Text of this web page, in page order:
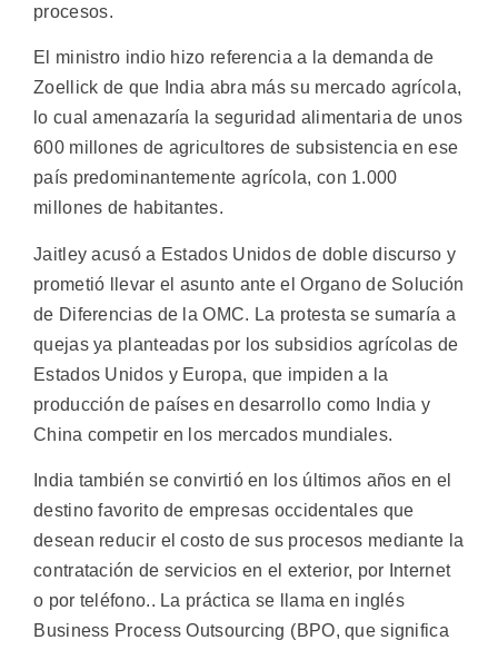
procesos.
El ministro indio hizo referencia a la demanda de
Zoellick de que India abra más su mercado agrícola,
lo cual amenazaría la seguridad alimentaria de unos
600 millones de agricultores de subsistencia en ese
país predominantemente agrícola, con 1.000
millones de habitantes.
Jaitley acusó a Estados Unidos de doble discurso y
prometió llevar el asunto ante el Organo de Solución
de Diferencias de la OMC. La protesta se sumaría a
quejas ya planteadas por los subsidios agrícolas de
Estados Unidos y Europa, que impiden a la
producción de países en desarrollo como India y
China competir en los mercados mundiales.
India también se convirtió en los últimos años en el
destino favorito de empresas occidentales que
desean reducir el costo de sus procesos mediante la
contratación de servicios en el exterior, por Internet
o por teléfono.. La práctica se llama en inglés
Business Process Outsourcing (BPO, que significa